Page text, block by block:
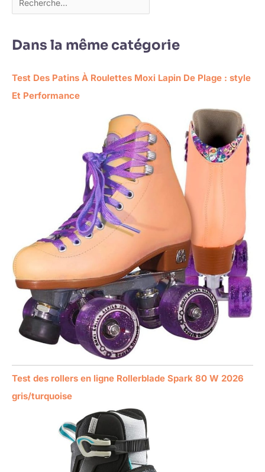
Dans la même catégorie
Test Des Patins À Roulettes Moxi Lapin De Plage : style
Et Performance
Test des rollers en ligne Rollerblade Spark 80 W 2026
gris/turquoise